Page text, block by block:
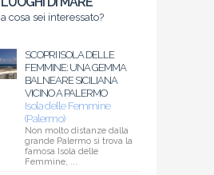
a cosa sei interessato?
SCOPRI ISOLA DELLE
FEMMINE: UNA GEMMA
BALNEARE SICILIANA
VICINO A PALERMO
Isola delle Femmine
(Palermo)
Non molto distanze dalla
grande Palermo si trova la
famosa Isola delle
Femmine, ...